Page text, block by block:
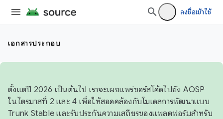
ลงชื่อเข้าใช้
เอกสารประกอบ
ตั้งแต่ปี 2026 เป็นต้นไป เราจะเผยแพร่ซอร์สโค้ดไปยัง AOSP
ในไตรมาสที่ 2 และ 4 เพื่อให้สอดคล้องกับโมเดลการพัฒนาแบบ
Trunk Stable และรับประกันความเสถียรของแพลตฟอร์มสำหรับ